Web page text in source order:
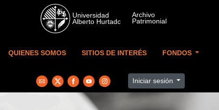
Skip to main content
QUIENES SOMOS SITIOS DE INTERÉS FONDOS
Iniciar sesión